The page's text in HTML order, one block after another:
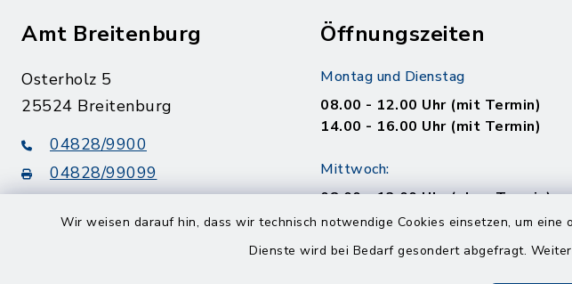
Wir weisen darauf hin, dass wir technisch notwendige Cookies einsetzen, um
Dienste wird bei Bedarf gesondert abgefragt.
Amt Breitenburg
Osterholz 5
25524 Breitenburg
04828/9900
04828/99099
info@amt-breitenburg.de
Öffnungszeiten
Montag und Dienstag
08.00 - 12.00 Uhr (mit Termin)
14.00 - 16.00 Uhr (mit Termin)
Mittwoch:
08.00 - 12.00 Uhr (ohne Termin)
14.00 - 18.00 Uhr (ohne Termin)
Donnerstag: